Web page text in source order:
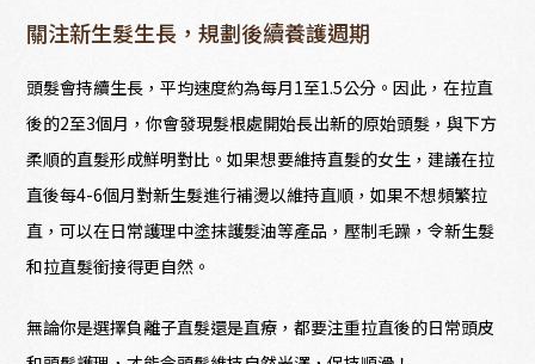
關注新生髮生長，規劃後續養護週期
頭髮會持續生長，平均速度約為每月1至1.5公分。因此，在拉直
後的2至3個月，你會發現髮根處開始長出新的原始頭髮，與下方
柔順的直髮形成鮮明對比。如果想要維持直髮的女生，建議在拉
直後每4-6個月對新生髮進行補燙以維持直順，如果不想頻繁拉
直，可以在日常護理中塗抹護髮油等產品，壓制毛躁，令新生髮
和拉直髮銜接得更自然。
無論你是選擇負離子直髮還是直療，都要注重拉直後的日常頭皮